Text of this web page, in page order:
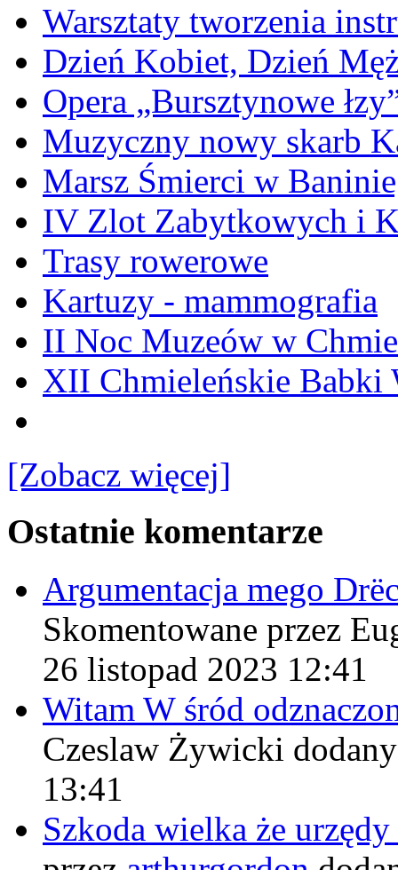
Warsztaty tworzenia
Dzień Kobiet, Dzień
Opera „Bursztynowe
Muzyczny nowy skarb
Marsz Śmierci w
IV Zlot Zabytkowych i
Trasy rowerowe
Kartuzy - mammografia
II Noc Muzeów w
XII Chmieleńskie Babki
[Zobacz więcej]
Ostatnie komentarze
Argumentacja mego
Skomentowane przez
26 listopad 2023 12:41
Witam W śród
Czeslaw Żywicki
13:41
Szkoda wielka że